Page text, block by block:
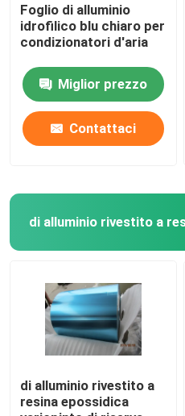
Foglio di alluminio
idrofilico blu chiaro per
condizionatori d'aria
Miglior prezzo
Contattaci
di alluminio rivestito a
resina epossidica